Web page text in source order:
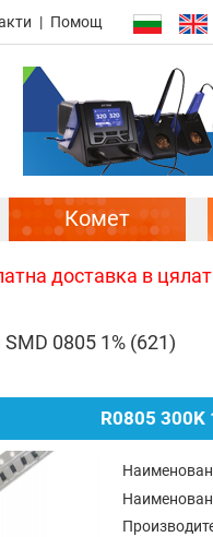
Помощ
Комет
доставка в
0805 1% (621)
R0805 300K